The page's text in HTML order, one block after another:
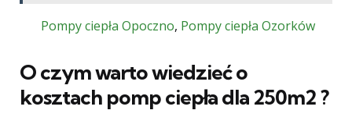
Pompy ciepła Opoczno, Pompy ciepła Ozorków
O czym warto wiedzieć o
kosztach pomp ciepła dla 250m2 ?